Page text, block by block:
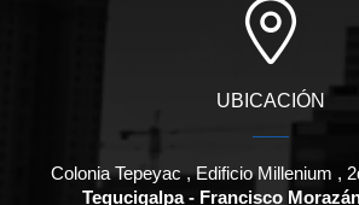
UBICACIÓN
Colonia Tepeyac , Edificio Millenium ,
Tegucigalpa - Francisco